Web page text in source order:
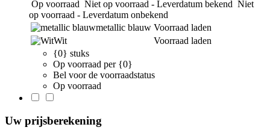
Op voorraad Niet op voorraad - Leverdatum bekend Niet
op voorraad - Leverdatum onbekend
metallic blauw Voorraad laden
Wit
Voorraad laden
{0} stuks
Op voorraad per {0}
Bel voor de voorraadstatus
Op voorraad
Uw prijsberekening